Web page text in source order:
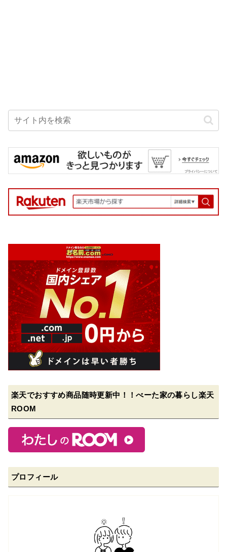
楽天でおすすめ商品随時更新中！！べーた家の暮らし楽天
ROOM
プロフィール